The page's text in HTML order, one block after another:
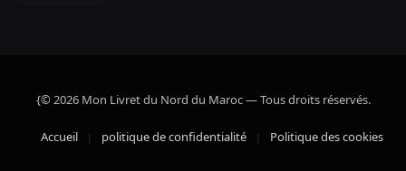
{© 2026 Mon Livret du Nord du Maroc — Tous droits réservés.
Accueil politique de confidentialité Politique des cookies